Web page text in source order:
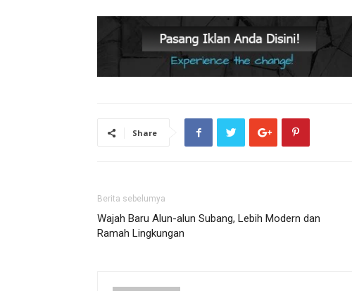
Share
Berita sebelumya
Wajah Baru Alun-alun Subang, Lebih Modern dan
Ramah Lingkungan